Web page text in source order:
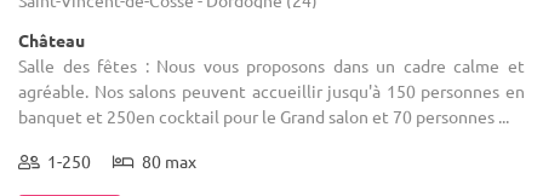
Château
Salle des fêtes : Nous vous proposons dans un cadre calme et
agréable. Nos salons peuvent accueillir jusqu'à 150 personnes en
banquet et 250en cocktail pour le Grand salon et 70 personnes ...
1-250 80 max